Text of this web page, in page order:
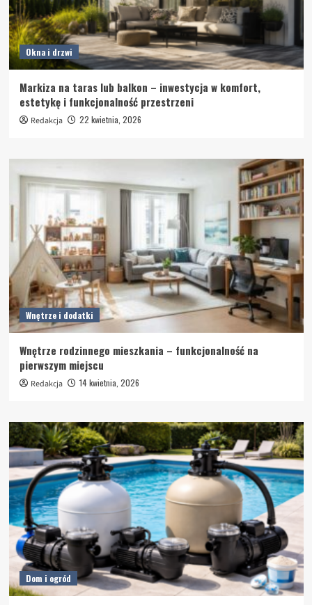
Okna i drzwi
Markiza na taras lub balkon – inwestycja w komfort,
estetykę i funkcjonalność przestrzeni
Redakcja 22 kwietnia, 2026
Wnętrze i dodatki
Wnętrze rodzinnego mieszkania – funkcjonalność na
pierwszym miejscu
Redakcja 14 kwietnia, 2026
Dom i ogród